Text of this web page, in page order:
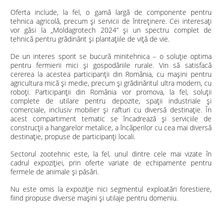
Oferta include, la fel, o gamă largă de componente pentru
tehnica agricolă, precum și servicii de întreținere. Cei interesați
vor găsi la „Moldagrotech 2024” şi un spectru complet de
tehnică pentru grădinărit şi plantaţiile de viţă de vie.
De un interes sporit se bucură minitehnica – o soluție optima
pentru fermierii mici și gospodăriile rurale. Vin să satisfacă
cererea la acestea participanții din România, cu mașini pentru
agricultura mică și medie, precum și grădinăritul ultra modern, cu
roboți. Participanții din România vor promova, la fel, soluții
complete de utilare pentru depozite, spații industriale și
comerciale, inclusiv mobilier și rafturi cu diversă destinație. În
acest compartiment tematic se încadrează și serviciile de
construcții a hangarelor metalice, a încăperilor cu cea mai diversă
destinație, propuse de participanți locali.
Sectorul zootehnic este, la fel, unul dintre cele mai vizate în
cadrul expoziției, prin oferte variate de echipamente pentru
fermele de animale și păsări.
Nu este omis la expoziție nici segmentul exploatări forestiere,
fiind propuse diverse maşini şi utilaje pentru domeniu.